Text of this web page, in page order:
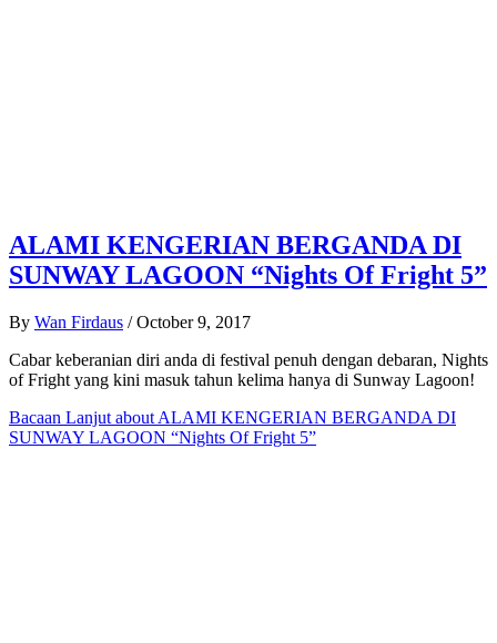
ALAMI KENGERIAN BERGANDA DI
SUNWAY LAGOON “Nights Of Fright 5”
By Wan Firdaus / October 9, 2017
Cabar keberanian diri anda di festival penuh dengan debaran, Nights
of Fright yang kini masuk tahun kelima hanya di Sunway Lagoon!
Bacaan Lanjut about ALAMI KENGERIAN BERGANDA DI
SUNWAY LAGOON “Nights Of Fright 5”